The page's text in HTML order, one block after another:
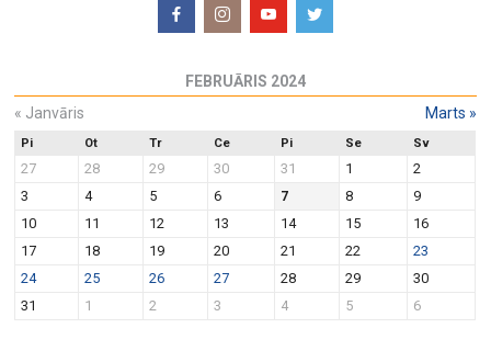
s
N
a
v
g
a
t
t
i
o
n
FEBRUĀRIS 2024
« Janvāris Marts »
Pi Ot Tr Ce Pi Se Sv
27 28 29 30 31 1
2
3
4 5 6 7 8
9
10
11 12 13 14 15
16
17
18 19 20 21 22
23
24
25 26 27 28 29
30
31
1 2 3 4 5 6